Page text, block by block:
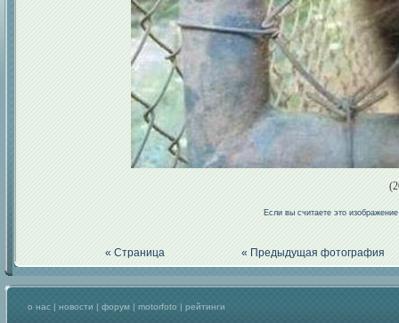
Если вы считаете это
« Страница « Предыдущая фотография
о нас | новости | форум | motorfoto | рейтинги